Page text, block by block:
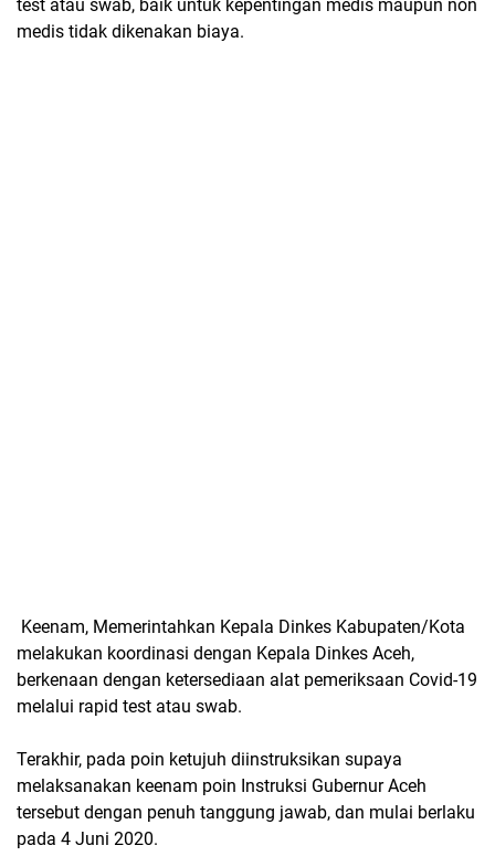
test atau swab, baik untuk kepentingan medis maupun non
medis tidak dikenakan biaya.
Keenam, Memerintahkan Kepala Dinkes Kabupaten/Kota
melakukan koordinasi dengan Kepala Dinkes Aceh,
berkenaan dengan ketersediaan alat pemeriksaan Covid-19
melalui rapid test atau swab.
Terakhir, pada poin ketujuh diinstruksikan supaya
melaksanakan keenam poin Instruksi Gubernur Aceh
tersebut dengan penuh tanggung jawab, dan mulai berlaku
pada 4 Juni 2020.